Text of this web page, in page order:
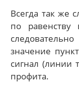
Всегда так же
по равенству
значение
сигнал (линии
профита.